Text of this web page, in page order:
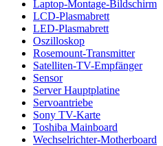
Laptop-Montage-Bildschirm
LCD-Plasmabrett
LED-Plasmabrett
Oszilloskop
Rosemount-Transmitter
Satelliten-TV-Empfänger
Sensor
Server Hauptplatine
Servoantriebe
Sony TV-Karte
Toshiba Mainboard
Wechselrichter-Motherboard